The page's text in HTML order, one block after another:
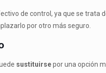
de control, ya que se trata
por otro más seguro.
sustituirsepor una opción